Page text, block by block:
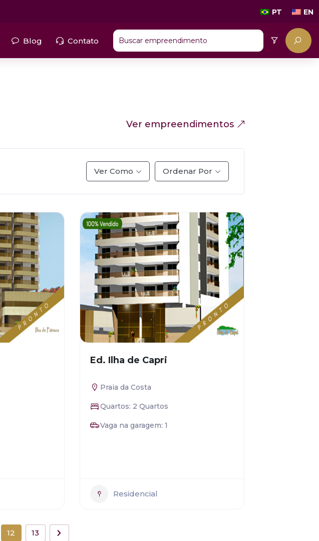
PT EN
Blog Contato
Ver empreendimentos
Ver Como Ordenar Por
Ed. Ilha de Capri
Praia da Costa
Quartos: 2 Quartos
Vaga na garagem: 1
Residencial
12 13